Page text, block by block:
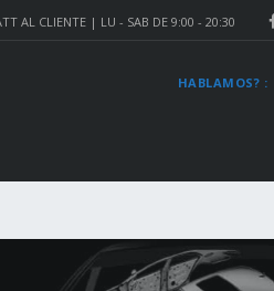
AL CLIENTE | LU - SAB DE 9:00 - 20:30
HABLAMOS? :